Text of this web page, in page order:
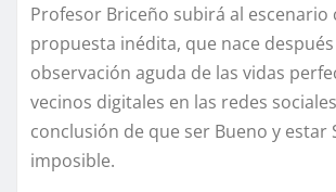
Profesor Briceño subirá al escenario
propuesta inédita, que nace
observación aguda de las vidas
vecinos digitales en las redes
conclusión de que ser Bueno y estar
imposible.